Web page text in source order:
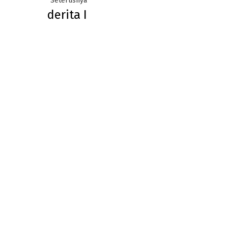
derita I